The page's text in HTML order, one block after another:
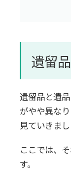
3.遺
4.遺
か
遺留品を
遺留
遺留品と遺
がやや異な
見ていきまし
ここでは、
す。